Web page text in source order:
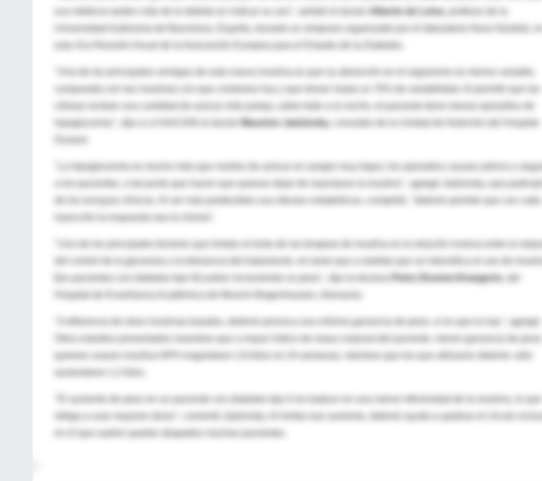
Alberto de Leiva
Universidad Autónoma de Barcelona, España, durante un simposio organizado por el laboratorio Novo Nordisk, en
"Una de las principales ventajas de esta nueva insulina es que su absorción en el organismo es menos variable,
hipoglucemia", dijo a LA NACION el doctor
Mauricio Jadzinsky
"La hipoglucemia es mucho más que niveles de azúcar en sangre muy bajos; los episodios causan pánico y
a los pacientes, a tal punto que hacen que quieran dejar de inyectarse la insulina", agregó Jadzinsky, que participó
de los ensayos clínicos. Al ser más predecibles sus efectos metabólicos, completó, "detemir permite que con cada
"Uno de los principales factores que limitan el éxito de las terapias de insulina es la relación inversa entre la
Petra Shumm-Draegerm
Hospital de Enseñanza Académica de Munich-Bogenhausen, Alemania.
"A diferencia de otras insulinas basales, detemir provoca una mínima ganancia de peso, si es que la hay", agregó.
Otros estudios presentados muestran que a mayor índice de masa corporal del paciente, menor ganancia de peso:
quienes usaron insulina NPH engordaron 2,8 kilos en 24 semanas, mientras que los que utilizaron detemir, sólo
obliga a usar mayores dosis", comentó Jadzinsky. Al limitar ese aumento, detemir ayuda a quebrar el círculo
en el que suelen quedar atrapados muchos pacientes.